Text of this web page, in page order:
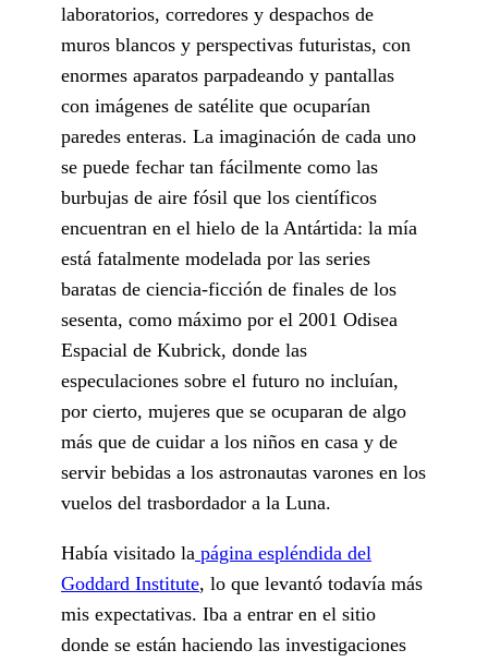
laboratorios, corredores y despachos de
muros blancos y perspectivas futuristas, con
enormes aparatos parpadeando y pantallas
con imágenes de satélite que ocuparían
paredes enteras. La imaginación de cada uno
se puede fechar tan fácilmente como las
burbujas de aire fósil que los científicos
encuentran en el hielo de la Antártida: la mía
está fatalmente modelada por las series
baratas de ciencia-ficción de finales de los
sesenta, como máximo por el 2001 Odisea
Espacial de Kubrick, donde las
especulaciones sobre el futuro no incluían,
por cierto, mujeres que se ocuparan de algo
más que de cuidar a los niños en casa y de
servir bebidas a los astronautas varones en los
vuelos del trasbordador a la Luna.
Había visitado la página espléndida del
Goddard Institute, lo que levantó todavía más
mis expectativas. Iba a entrar en el sitio
donde se están haciendo las investigaciones